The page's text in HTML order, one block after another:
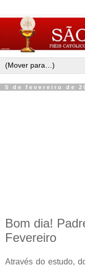
5 de fevereiro de
Bom dia!
Fevereiro
Através do estudo,